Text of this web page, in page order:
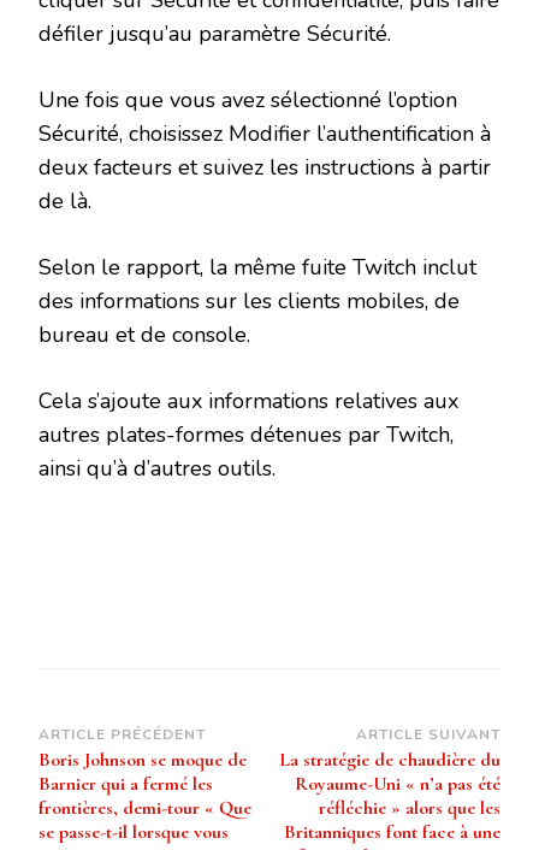
défiler jusqu’au paramètre Sécurité.
Une fois que vous avez sélectionné l’option
Sécurité, choisissez Modifier l’authentification à
deux facteurs et suivez les instructions à partir
de là.
Selon le rapport, la même fuite Twitch inclut
des informations sur les clients mobiles, de
bureau et de console.
Cela s’ajoute aux informations relatives aux
autres plates-formes détenues par Twitch,
ainsi qu’à d’autres outils.
Navigation
d’article
ARTICLE PRÉCÉDENT
Boris Johnson se moque de
Barnier qui a fermé les
frontières, demi-tour « Que
se passe-t-il lorsque vous
ARTICLE SUIVANT
La stratégie de chaudière du
Royaume-Uni « n’a pas été
réfléchie » alors que les
Britanniques font face à une